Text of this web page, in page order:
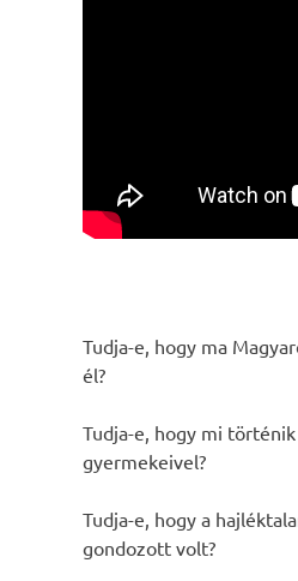
Tudja-e, hogy ma
él?
Tudja-e, hogy mi
gyermekeivel?
Tudja-e, hogy a
gondozott volt?